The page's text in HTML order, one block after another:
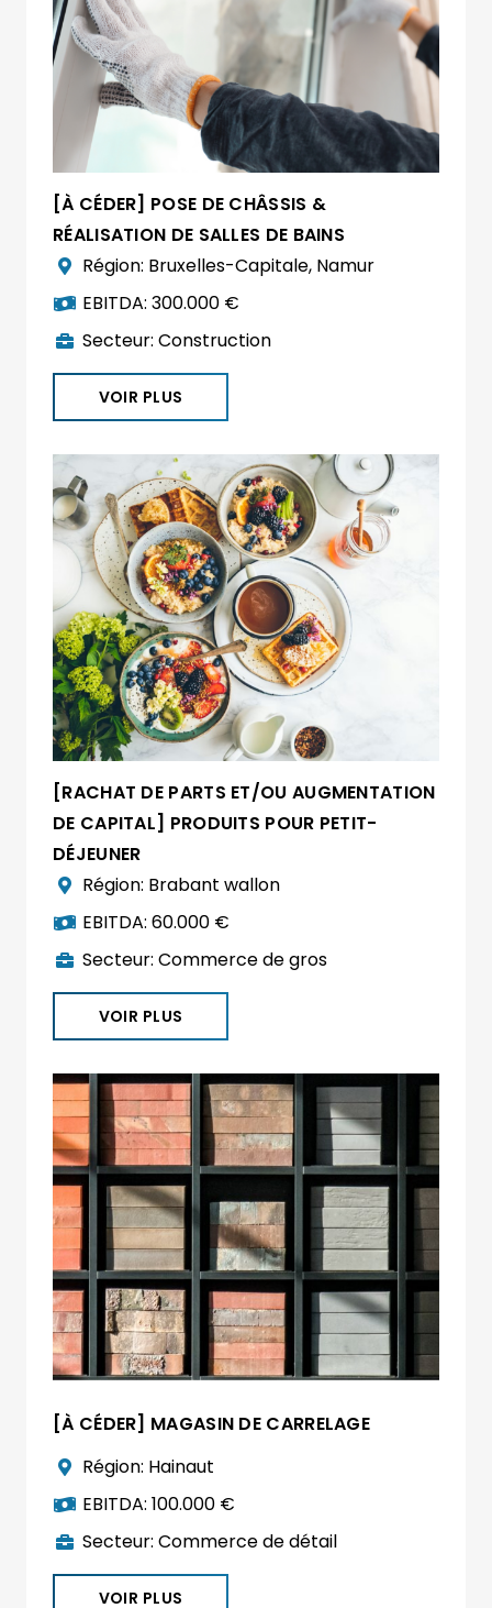
[À CÉDER] POSE DE CHÂSSIS &
RÉALISATION DE SALLES DE BAINS
Région: Bruxelles-Capitale, Namur
EBITDA:300.000 €
Secteur:Construction
VOIR PLUS
[RACHAT DE PARTS ET/OU AUGMENTATION
DE CAPITAL] PRODUITS POUR PETIT-
DÉJEUNER
Région: Brabant wallon
EBITDA:60.000 €
Secteur:Commerce de gros
VOIR PLUS
[À CÉDER] MAGASIN DE CARRELAGE
Région: Hainaut
EBITDA:100.000 €
Secteur:Commerce de détail
VOIR PLUS